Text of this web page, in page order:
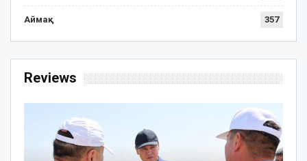
Аймақ 357
Reviews